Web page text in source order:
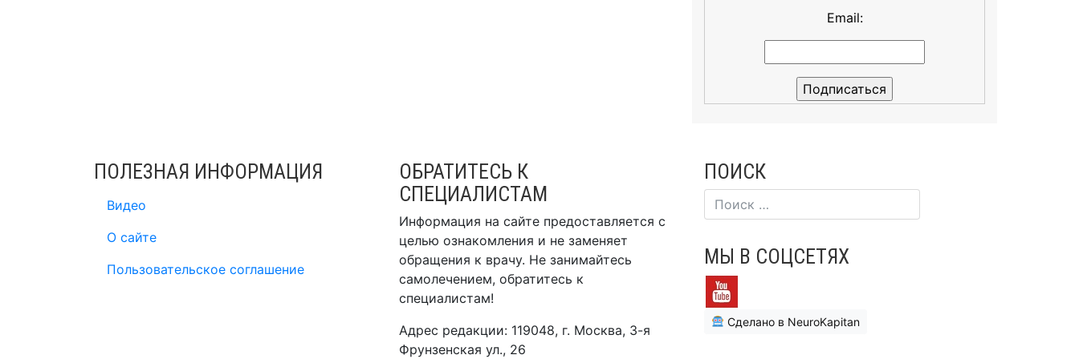
Email:
ПОЛЕЗНАЯ ИНФОРМАЦИЯ
Видео
О сайте
Пользовательское соглашение
ОБРАТИТЕСЬ К
СПЕЦИАЛИСТАМ
Информация на сайте предоставляется с
целью ознакомления и не заменяет
обращения к врачу. Не занимайтесь
самолечением, обратитесь к
специалистам!
Адрес редакции: 119048, г. Москва, 3-я
Фрунзенская ул., 26
ПОИСК
МЫ В СОЦСЕТЯХ
Сделано в NeuroKapitan